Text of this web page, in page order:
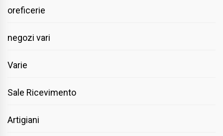
oreficerie
negozi vari
Varie
Sale Ricevimento
Artigiani